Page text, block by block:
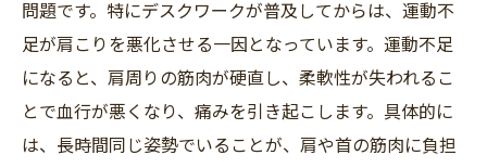
問題です。特にデスクワークが普及してからは、運動不
足が肩こりを悪化させる一因となっています。運動不足
になると、肩周りの筋肉が硬直し、柔軟性が失われるこ
とで血行が悪くなり、痛みを引き起こします。具体的に
は、長時間同じ姿勢でいることが、肩や首の筋肉に負担